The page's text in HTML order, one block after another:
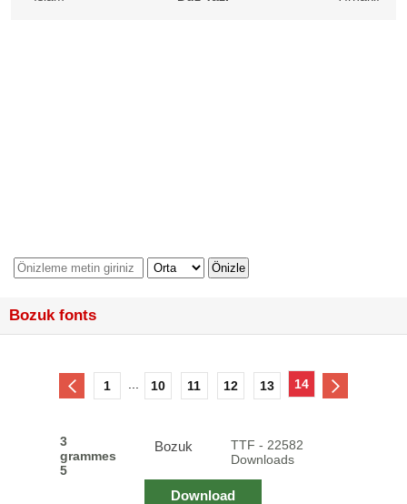
Bozuk fonts
1 10 11 12 13 14
3
grammes
5
Bozuk
TTF - 22582
Downloads
Download